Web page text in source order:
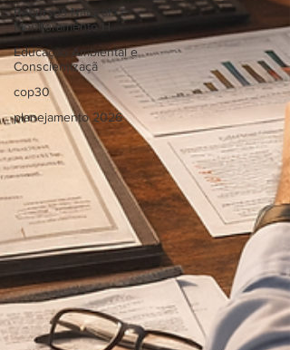
Recursos Naturais e
Monitoramento H
Educação Ambiental e
Conscientizaçã
cop30
planejamento 2026